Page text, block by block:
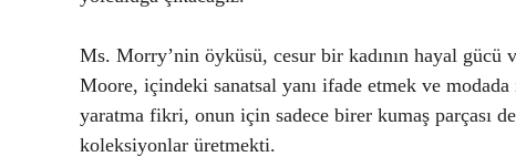
Ms. Morry’nin öyküsü, cesur bir kadının hayal gücü
Moore, içindeki sanatsal yanı ifade etmek ve modada
yaratma fikri, onun için sadece birer kumaş parçası
koleksiyonlar üretmekti.